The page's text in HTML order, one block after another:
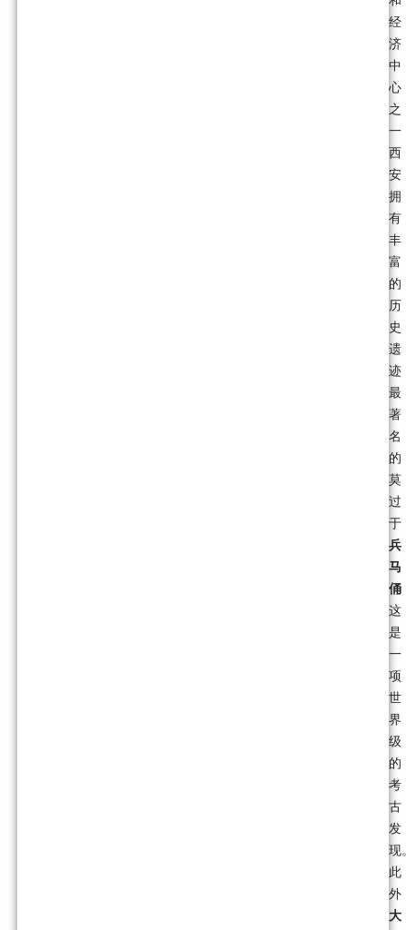
经
济
中
心
之
一
西
安
拥
有
丰
富
的
历
史
遗
迹
最
著
名
的
莫
过
于
兵
马
俑
这
是
一
项
世
界
级
的
考
古
发
现
此
外
大